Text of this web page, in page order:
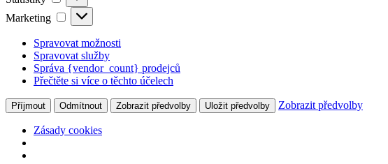
Marketing Marketing
Spravovat možnosti
Spravovat služby
Správa {vendor_count} prodejců
Přečtěte si více o těchto účelech
Příjmout Odmítnout Zobrazit předvolby Uložit předvolby Zobrazit předvolby
Zásady cookies